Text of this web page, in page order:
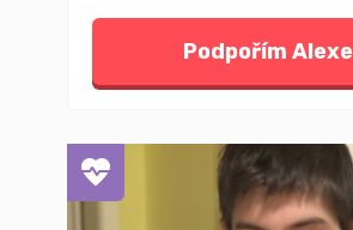
Podpořím Alexe